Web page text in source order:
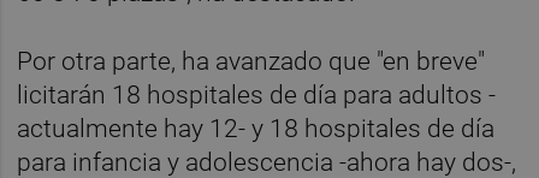
Por otra parte, ha avanzado que "en breve"
licitarán 18 hospitales de día para adultos -
actualmente hay 12- y 18 hospitales de día
para infancia y adolescencia -ahora hay dos-,